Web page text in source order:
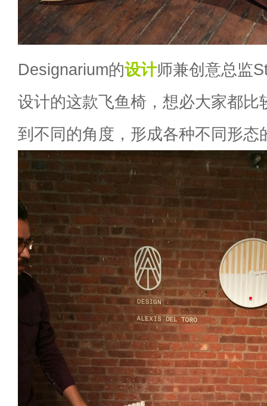
Designarium的设计师兼创意总监
设计的这款飞鱼椅，想必大家都比
到不同的角度，形成各种不同形态